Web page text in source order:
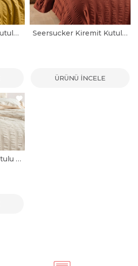
Seersucker Hardal Kutulu Çift Kişilik Nevresim Takımı Seersucker Kiremit Kutulu Tek Kişilik Nevresim Takımı
ÜRÜNÜ İNCELE
Seersucker Krem Kutulu Tek Kişilik Nevresim Takımı